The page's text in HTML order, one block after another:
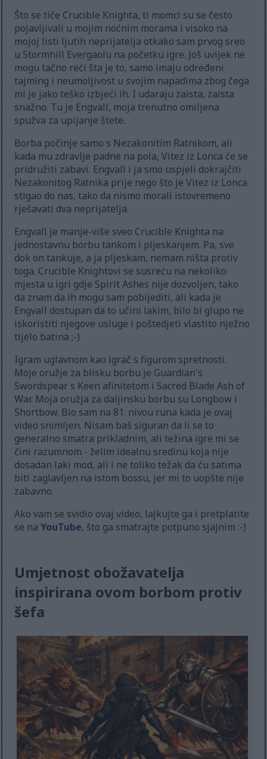
Što se tiče Crucible Knighta, ti momci su se često
pojavljivali u mojim noćnim morama i visoko na
mojoj listi ljutih neprijatelja otkako sam prvog sreo
u Stormhill Evergaolu na početku igre. Još uvijek ne
mogu tačno reći šta je to, samo imaju određeni
tajming i neumoljivost u svojim napadima zbog čega
mi je jako teško izbjeći ih. I udaraju zaista, zaista
snažno. Tu je Engvall, moja trenutno omiljena
spužva za upijanje štete.
Borba počinje samo s Nezakonitim Ratnikom, ali
kada mu zdravlje padne na pola, Vitez iz Lonca će se
pridružiti zabavi. Engvall i ja smo uspjeli dokrajčiti
Nezakonitog Ratnika prije nego što je Vitez iz Lonca
stigao do nas, tako da nismo morali istovremeno
rješavati dva neprijatelja.
Engvall je manje-više sveo Crucible Knighta na
jednostavnu borbu tankom i pljeskanjem. Pa, sve
dok on tankuje, a ja pljeskam, nemam ništa protiv
toga. Crucible Knightovi se susreću na nekoliko
mjesta u igri gdje Spirit Ashes nije dozvoljen, tako
da znam da ih mogu sam pobijediti, ali kada je
Engvall dostupan da to učini lakim, bilo bi glupo ne
iskoristiti njegove usluge i poštedjeti vlastito nježno
tijelo batina ;-)
Igram uglavnom kao igrač s figurom spretnosti.
Moje oružje za blisku borbu je Guardian's
Swordspear s Keen afinitetom i Sacred Blade Ash of
War. Moja oružja za daljinsku borbu su Longbow i
Shortbow. Bio sam na 81. nivou runa kada je ovaj
video snimljen. Nisam baš siguran da li se to
generalno smatra prikladnim, ali težina igre mi se
čini razumnom - želim idealnu sredinu koja nije
dosadan laki mod, ali i ne toliko težak da ću satima
biti zaglavljen na istom bossu, jer mi to uopšte nije
zabavno.
Ako vam se svidio ovaj video, lajkujte ga i pretplatite
se naYouTube, što ga smatrajte potpuno sjajnim :-)
Umjetnost obožavatelja
inspirirana ovom borbom protiv
šefa